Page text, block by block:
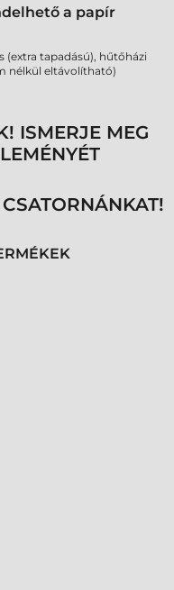
a papír
(extra tapadású), hűtőházi
nélkül eltávolítható)
ISMERJE MEG